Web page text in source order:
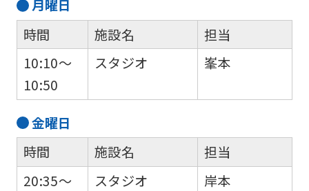
月曜日
時間
10:10～
10:50
施設名
スタジオ
担当
峯本
金曜日
時間
20:35～
施設名
スタジオ
担当
岸本